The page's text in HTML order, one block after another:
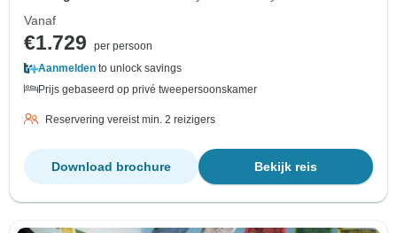
Vanaf
€1.729
per persoon
Aanmelden to unlock savings
Prijs gebaseerd op privé tweepersoonskamer
Reservering vereist min. 2 reizigers
Bekijk reis
Download brochure